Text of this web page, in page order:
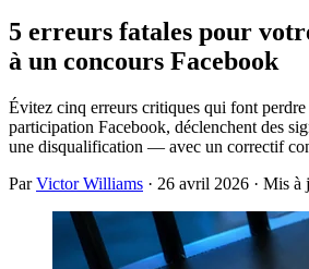
5 erreurs fatales pour
à un concours Facebook
Évitez cinq erreurs critiques qui font perdre
participation Facebook, déclenchent des
une disqualification — avec un correctif
ParVictor Williams · 26 avril 2026 · Mis à